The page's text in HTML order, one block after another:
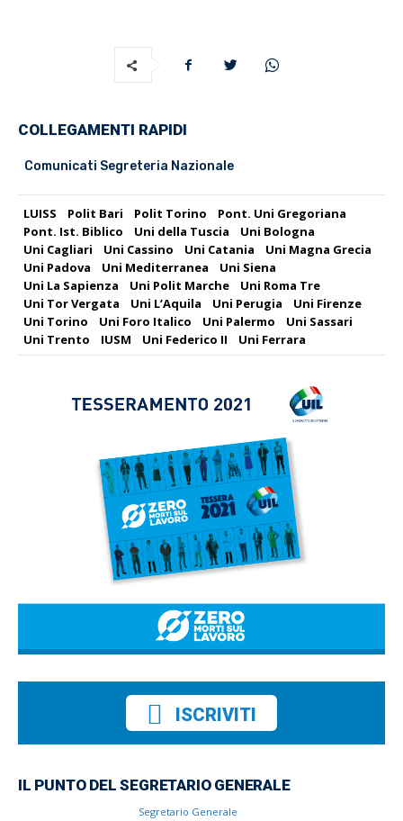
COLLEGAMENTI RAPIDI
Comunicati Segreteria Nazionale
LUISS Polit Bari Polit Torino
Pont. Uni Gregoriana
Pont. Ist. Biblico
Uni della Tuscia
Uni Bologna
Uni Cagliari
Uni Cassino Uni Catania
Uni Magna Grecia
Uni Padova
Uni Mediterranea
Uni Siena
Uni La Sapienza
Uni Polit Marche
Uni Roma Tre
Uni Tor Vergata
Uni L’Aquila Uni Perugia
Uni Firenze
Uni Torino
Uni Foro Italico Uni Palermo
Uni Sassari
Uni Trento
IUSM Uni Federico II Uni Ferrara
ISCRIVITI
IL PUNTO DEL SEGRETARIO GENERALE
Segretario Generale